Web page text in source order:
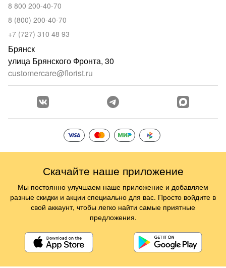
8 800 200-40-70
8 (800) 200-40-70
+7 (727) 310 48 93
Брянск
улица Брянского Фронта, 30
customercare@florist.ru
Скачайте наше приложение
Мы постоянно улучшаем наше приложение и добавляем
разные скидки и акции специально для вас. Просто войдите в
свой аккаунт, чтобы легко найти самые приятные
предложения.